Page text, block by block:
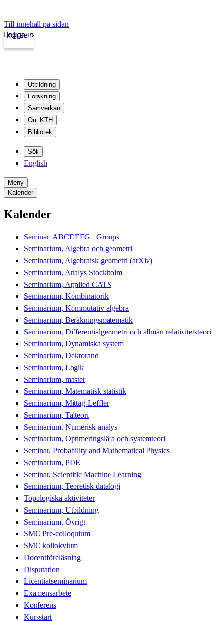
Till innehåll på sidan
kth.se
Logga in
Utbildning
Forskning
Samverkan
Om KTH
Bibliotek
Sök
English
Meny
Kalender
Kalender
Seminar, ABCDEFG...Groups
Seminarium, Algebra och geometri
Seminarium, Algebraisk geometri (arXiv)
Seminarium, Analys Stockholm
Seminarium, Applied CATS
Seminarium, Kombinatorik
Seminarium, Kommutativ algebra
Seminarium, Beräkningsmatematik
Seminarium, Differentialgeometri och allmän relativitetsteori
Seminarium, Dynamiska system
Seminarium, Doktorand
Seminarium, Logik
Seminarium, master
Seminarium, Matematisk statistik
Seminarium, Mittag-Leffler
Seminarium, Talteori
Seminarium, Numerisk analys
Seminarium, Optimeringslära och systemteori
Seminar, Probability and Mathematical Physics
Seminarium, PDE
Seminar, Scientific Machine Learning
Seminarium, Teoretisk datalogi
Topologiska aktiviteter
Seminarium, Utbildning
Seminarium, Övrigt
SMC Pre-colloquium
SMC kollokvium
Docentföreläsning
Disputation
Licentiatseminarium
Examensarbete
Konferens
Kursstart